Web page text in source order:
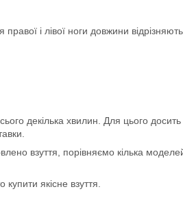
і лівої ноги довжини
декілька хвилин. Для цього
взуття, порівняємо кілька
якісне взуття.